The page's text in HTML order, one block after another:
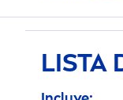
LISTA